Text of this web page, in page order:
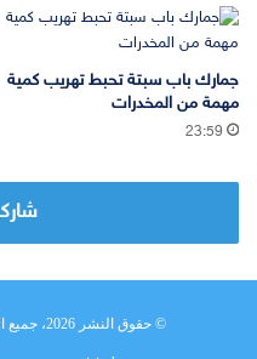
جمارك باب سبتة تحبط تهريب كمية
مهمة من المخدرات
23:59
© حقوق النشر 2026، جميع الحقوق محفوظة |